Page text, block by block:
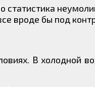
вроде бы под
В холодной